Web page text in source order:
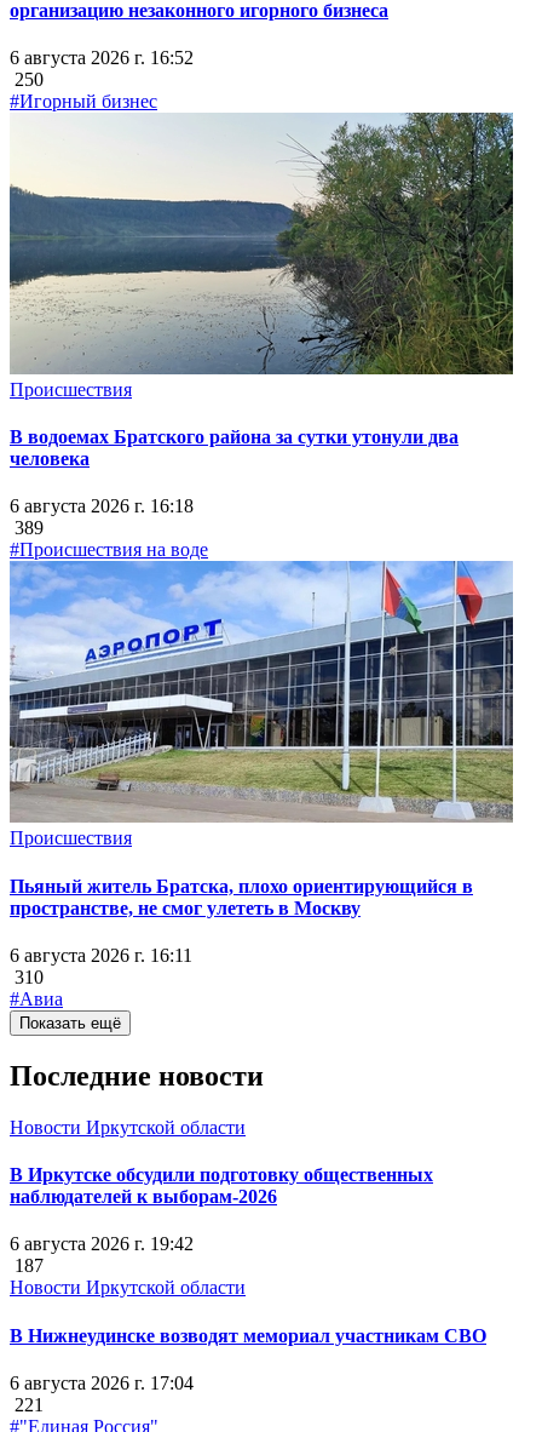
организацию незаконного игорного бизнеса
6 августа 2026 г. 16:52
250
#Игорный бизнес
Происшествия
В водоемах Братского района за сутки утонули два
человека
6 августа 2026 г. 16:18
389
#Происшествия на воде
Происшествия
Пьяный житель Братска, плохо ориентирующийся в
пространстве, не смог улететь в Москву
6 августа 2026 г. 16:11
310
#Авиа
Показать ещё
Последние новости
Новости Иркутской области
В Иркутске обсудили подготовку общественных
наблюдателей к выборам-2026
6 августа 2026 г. 19:42
187
Новости Иркутской области
В Нижнеудинске возводят мемориал участникам СВО
6 августа 2026 г. 17:04
221
#"Единая Россия"